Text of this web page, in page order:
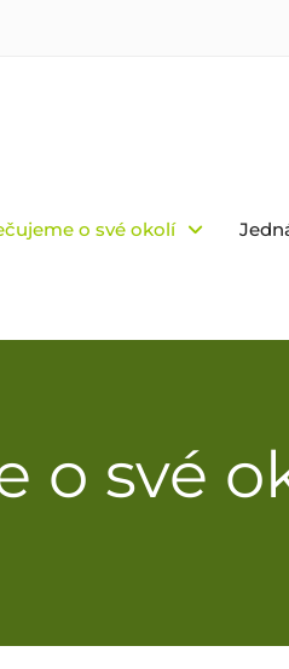
o své okolí
o své